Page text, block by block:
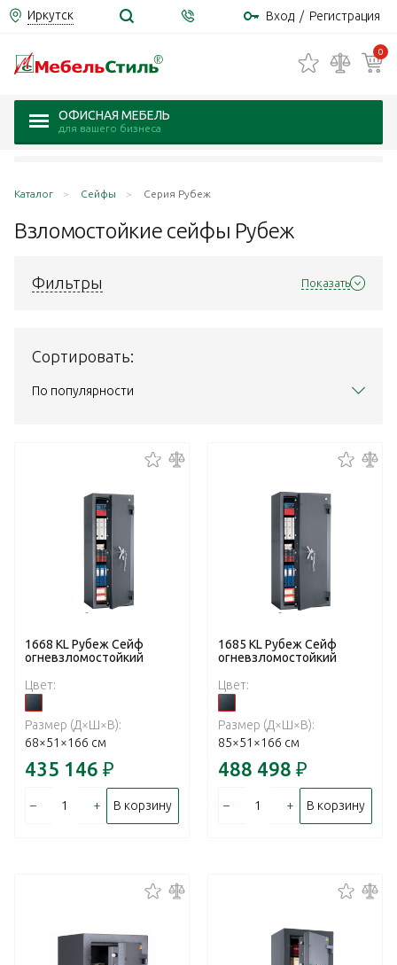
Иркутск Вход / Регистрация
0
ОФИСНАЯ МЕБЕЛЬ
для вашего бизнеса
Каталог Сейфы Серия Рубеж
Взломостойкие сейфы Рубеж
Фильтры Показать
Сортировать:
По популярности
1668 KL Рубеж Сейф
огневзломостойкий
Цвет:
Размер (Д×Ш×В):
68×51×166 см
435 146 ₽
– + В корзину
1685 KL Рубеж Сейф
огневзломостойкий
Цвет:
Размер (Д×Ш×В):
85×51×166 см
488 498 ₽
– + В корзину